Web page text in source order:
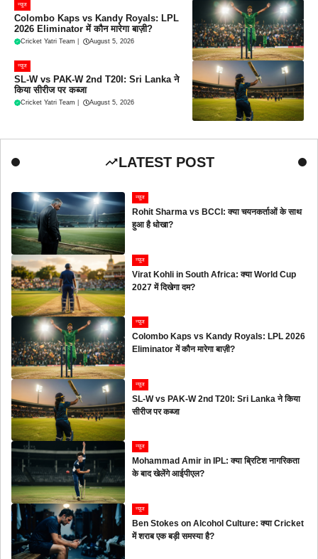
न्यूज
Colombo Kaps vs Kandy Royals: LPL
2026 Eliminator में कौन मारेगा बाज़ी?
Cricket Yatri Team August 5, 2026
न्यूज
SL-W vs PAK-W 2nd T20I: Sri Lanka ने
किया सीरीज पर कब्जा
Cricket Yatri Team August 5, 2026
LATEST POST
न्यूज
Rohit Sharma vs BCCI: क्या चयनकर्ताओं के साथ
हुआ है धोखा?
न्यूज
Virat Kohli in South Africa: क्या World Cup
2027 में दिखेगा दम?
न्यूज
Colombo Kaps vs Kandy Royals: LPL 2026
Eliminator में कौन मारेगा बाज़ी?
न्यूज
SL-W vs PAK-W 2nd T20I: Sri Lanka ने किया
सीरीज पर कब्जा
न्यूज
Mohammad Amir in IPL: क्या ब्रिटिश नागरिकता
के बाद खेलेंगे आईपीएल?
न्यूज
Ben Stokes on Alcohol Culture: क्या Cricket
में शराब एक बड़ी समस्या है?